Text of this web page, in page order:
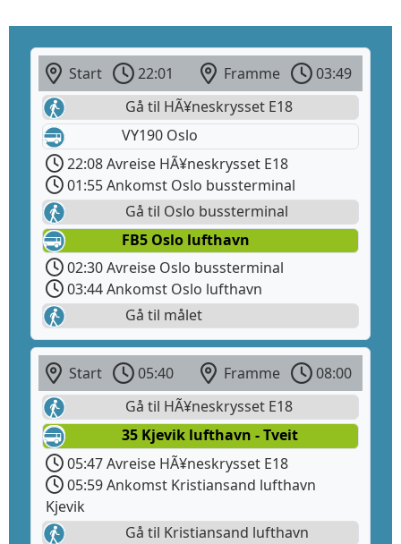
Start 22:01 Framme
03:49
Gå til HÃ¥neskrysset E18
VY190 Oslo
22:08 Avreise HÃ¥neskrysset E18
01:55 Ankomst Oslo bussterminal
Gå til Oslo bussterminal
FB5 Oslo lufthavn
02:30 Avreise Oslo bussterminal
03:44 Ankomst Oslo lufthavn
Gå til målet
Start 05:40 Framme
08:00
Gå til HÃ¥neskrysset E18
35 Kjevik lufthavn - Tveit
05:47 Avreise HÃ¥neskrysset E18
05:59 Ankomst Kristiansand lufthavn
Kjevik
Gå til Kristiansand lufthavn